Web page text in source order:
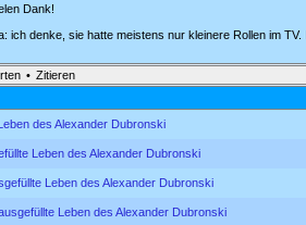
Dank!
ich denke, sie hatte meistens nur kleinere Rollen im
• Zitieren
des Alexander Dubronski
Leben des Alexander Dubronski
Leben des Alexander Dubronski
Leben des Alexander Dubronski